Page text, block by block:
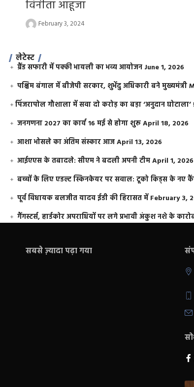
विनीता आहूजा
February 3, 2024
लेटेस्ट
ग्रैंड सफारी में पक्की भायली का भव्य आयोजन June 1, 2026
पश्चिम बंगाल में बीजेपी सरकार, शुभेंदु अधिकारी बने मुख्यमंत्री
​पिंजरापोल गौशाला में सवा दो करोड़ का बड़ा ‘अनुदान घोटाला’
जनगणना 2027 का कार्य 16 मई से होगा शुरूApril 18, 2026
आशा भोसले का अंतिम संस्कार आजApril 13, 2026
आईएएस के तबादले: सीएम ने बदली अपनी टीमApril 1, 2026
बच्चों के लिए एडल्ट स्किनकेयर पर सवाल: टूको किड्स के नए
पूर्व विधायक बलजीत यादव ईडी की हिरासत में February 3,
गैंगस्टर्स, हार्डकोर अपराधियों पर लगे प्रभावी अंकुश नशे के
सबसे ज़्यादा पढ़ा गया